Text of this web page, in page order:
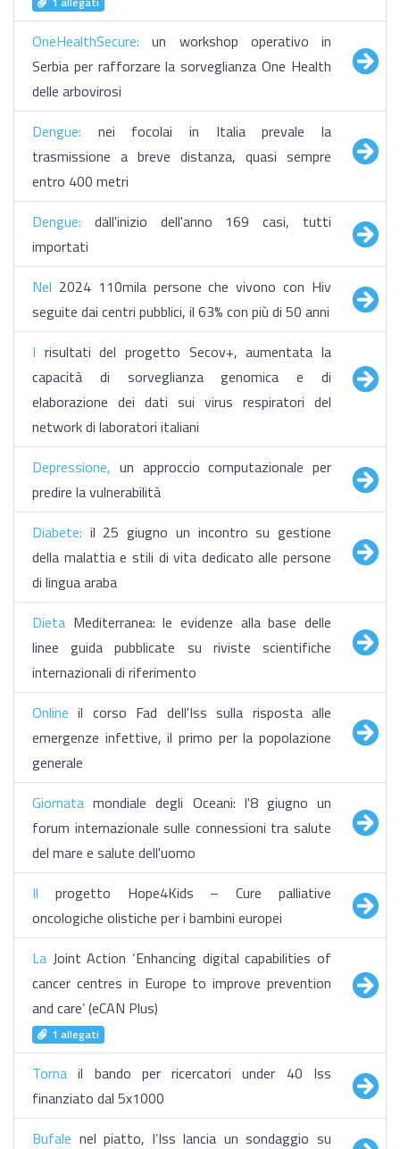
OneHealthSecure: un workshop operativo in
Serbia per rafforzare la sorveglianza One Health
delle arbovirosi
Dengue: nei focolai in Italia prevale la
trasmissione a breve distanza, quasi sempre
entro 400 metri
Dengue: dall'inizio dell'anno 169 casi, tutti
importati
Nel 2024 110mila persone che vivono con Hiv
seguite dai centri pubblici, il 63% con più di 50 anni
I risultati del progetto Secov+, aumentata la
capacità di sorveglianza genomica e di
elaborazione dei dati sui virus respiratori del
network di laboratori italiani
Depressione, un approccio computazionale per
predire la vulnerabilità
Diabete: il 25 giugno un incontro su gestione
della malattia e stili di vita dedicato alle persone
di lingua araba
Dieta Mediterranea: le evidenze alla base delle
linee guida pubblicate su riviste scientifiche
internazionali di riferimento
Online il corso Fad dell'Iss sulla risposta alle
emergenze infettive, il primo per la popolazione
generale
Giornata mondiale degli Oceani: l'8 giugno un
forum internazionale sulle connessioni tra salute
del mare e salute dell'uomo
Il progetto Hope4Kids – Cure palliative
oncologiche olistiche per i bambini europei
La Joint Action ‘Enhancing digital capabilities of
cancer centres in Europe to improve prevention
and care’ (eCAN Plus)
1 allegati
Torna il bando per ricercatori under 40 Iss
finanziato dal 5x1000
Bufale nel piatto, l’Iss lancia un sondaggio su